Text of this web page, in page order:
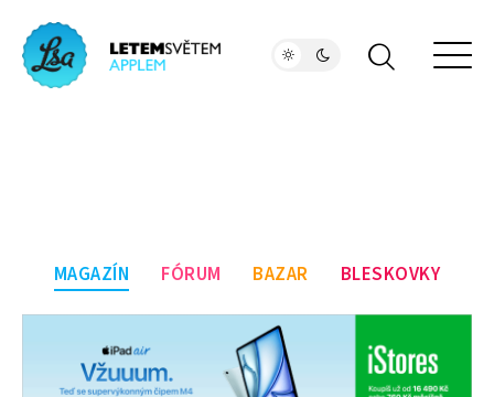
MAGAZÍN FÓRUM BAZAR BLESKOVKY